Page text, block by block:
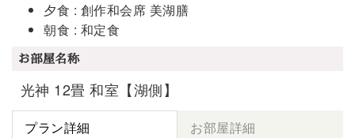
夕食 : 創作和会席 美湖膳
朝食 : 和定食
お部屋名称
光神 12畳 和室【湖側】
プラン詳細 お部屋詳細